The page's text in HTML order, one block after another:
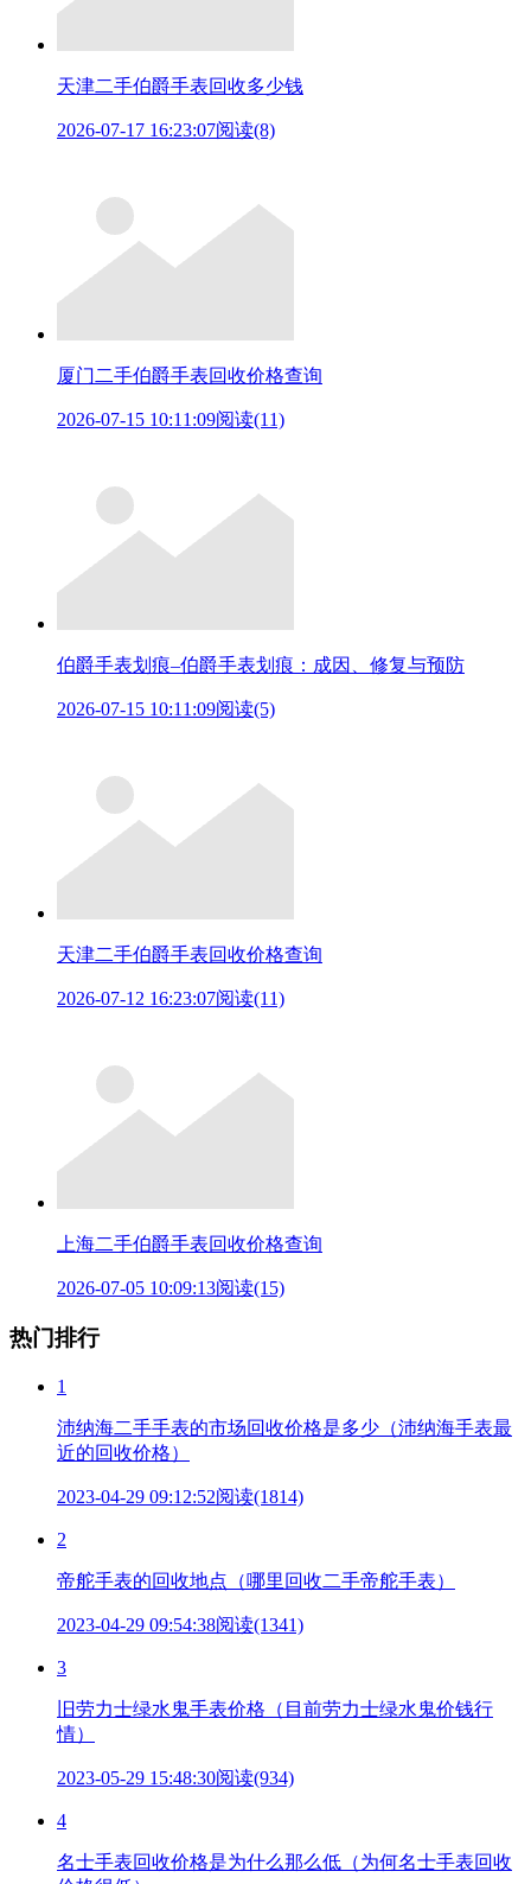
天津二手伯爵手表回收多少钱
2026-07-17 16:23:07阅读(8)
厦门二手伯爵手表回收价格查询
2026-07-15 10:11:09阅读(11)
伯爵手表划痕–伯爵手表划痕：成因、修复与预防
2026-07-15 10:11:09阅读(5)
天津二手伯爵手表回收价格查询
2026-07-12 16:23:07阅读(11)
上海二手伯爵手表回收价格查询
2026-07-05 10:09:13阅读(15)
热门排行
1
沛纳海二手手表的市场回收价格是多少（沛纳海手表最
近的回收价格）
2023-04-29 09:12:52阅读(1814)
2
帝舵手表的回收地点（哪里回收二手帝舵手表）
2023-04-29 09:54:38阅读(1341)
3
旧劳力士绿水鬼手表价格（目前劳力士绿水鬼价钱行
情）
2023-05-29 15:48:30阅读(934)
4
名士手表回收价格是为什么那么低（为何名士手表回收